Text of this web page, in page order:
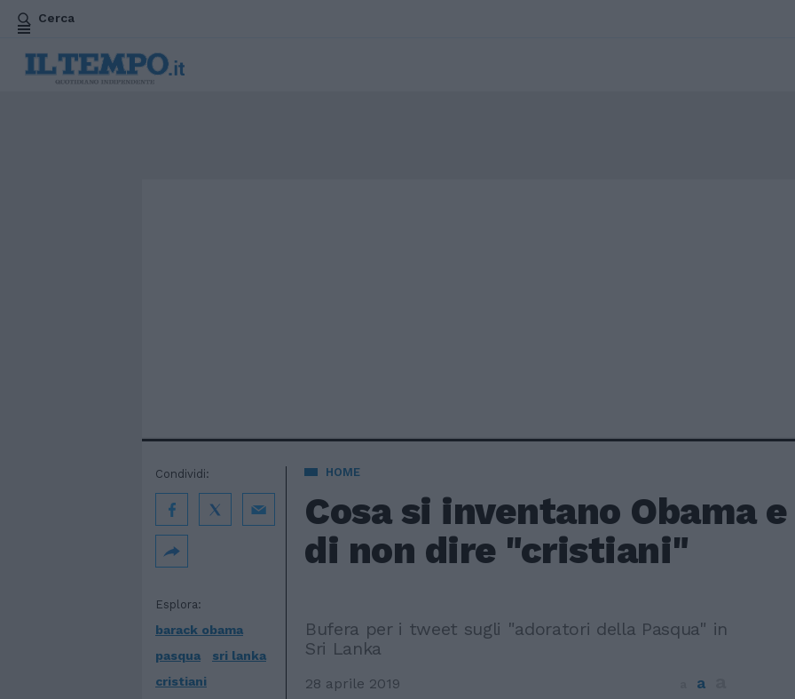
Cerca
HOME
Cosa si inventano Obama
di non dire "cristiani"
Esplora:
barack obama
pasqua
sri lanka
cristiani
Condividi:
Bufera per i tweet sugli "adoratori della Pasqua" in
Sri Lanka
28 aprile 2019 a